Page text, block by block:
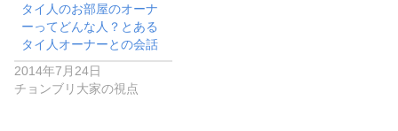
タイ人のお部屋のオーナ
ーってどんな人？とある
タイ人オーナーとの会話
2014年7月24日
チョンブリ大家の視点